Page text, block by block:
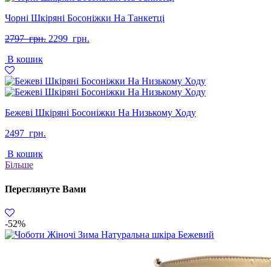
Чорні Шкіряні Босоніжки На Танкетці
2797 грн. Оригінальна
2299 грн.
В кошик
Бежеві Шкіряні Босоніжки На Низькому Ходу
2497 грн.
В кошик
Більше
Переглянуте Вами
-52%